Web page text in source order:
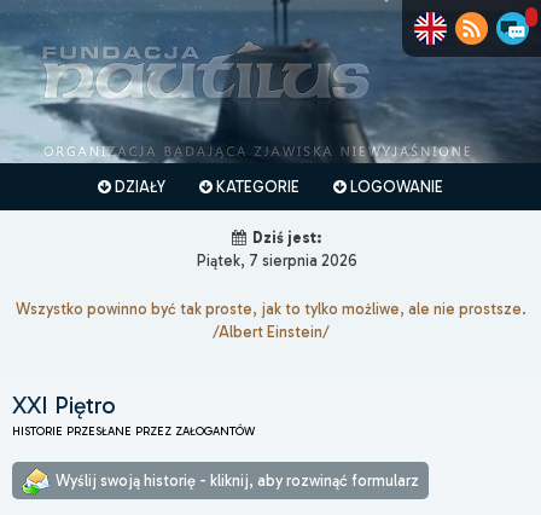
DZIAŁY KATEGORIE LOGOWANIE
Dziś jest:
Piątek, 7 sierpnia 2026
Wszystko powinno być tak proste, jak to tylko możliwe, ale nie prostsze.
/Albert Einstein/
XXI Piętro
HISTORIE PRZESŁANE PRZEZ ZAŁOGANTÓW
Wyślij swoją historię - kliknij, aby rozwinąć formularz